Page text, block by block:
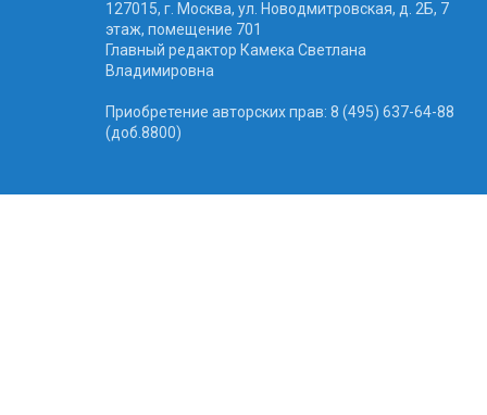
127015, г. Москва, ул. Новодмитровская, д. 2Б, 7
этаж, помещение 701
Главный редактор Камека Светлана
Владимировна
Приобретение авторских прав: 8 (495) 637-64-88
(доб.8800)